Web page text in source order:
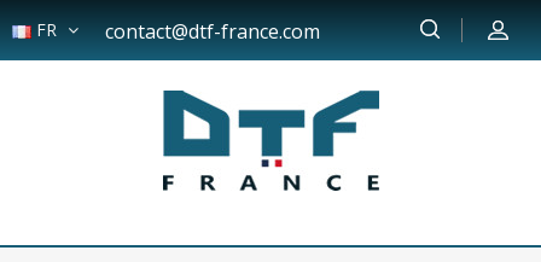
FR contact@dtf-france.com